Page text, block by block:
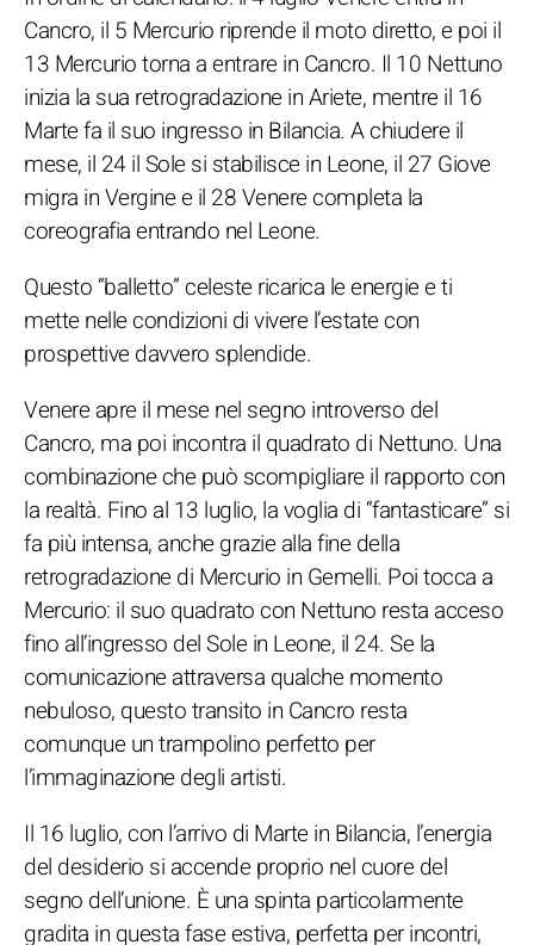
Cancro, il 5 Mercurio riprende il moto diretto, e poi il
13 Mercurio torna a entrare in Cancro. Il 10 Nettuno
inizia la sua retrogradazione in Ariete, mentre il 16
Marte fa il suo ingresso in Bilancia. A chiudere il
mese, il 24 il Sole si stabilisce in Leone, il 27 Giove
migra in Vergine e il 28 Venere completa la
coreografia entrando nel Leone.
Questo “balletto” celeste ricarica le energie e ti
mette nelle condizioni di vivere l’estate con
prospettive davvero splendide.
Venere apre il mese nel segno introverso del
Cancro, ma poi incontra il quadrato di Nettuno. Una
combinazione che può scompigliare il rapporto con
la realtà. Fino al 13 luglio, la voglia di “fantasticare” si
fa più intensa, anche grazie alla fine della
retrogradazione di Mercurio in Gemelli. Poi tocca a
Mercurio: il suo quadrato con Nettuno resta acceso
fino all’ingresso del Sole in Leone, il 24. Se la
comunicazione attraversa qualche momento
nebuloso, questo transito in Cancro resta
comunque un trampolino perfetto per
l’immaginazione degli artisti.
Il 16 luglio, con l’arrivo di Marte in Bilancia, l’energia
del desiderio si accende proprio nel cuore del
segno dell’unione. È una spinta particolarmente
gradita in questa fase estiva, perfetta per incontri,